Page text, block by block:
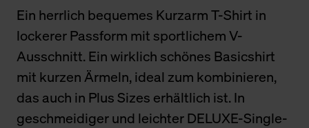
Ein herrlich bequemes Kurzarm T-Shirt in
lockerer Passform mit sportlichem V-
Ausschnitt. Ein wirklich schönes Basicshirt
mit kurzen Ärmeln, ideal zum kombinieren,
das auch in Plus Sizes erhältlich ist. In
geschmeidiger und leichter DELUXE-Single-